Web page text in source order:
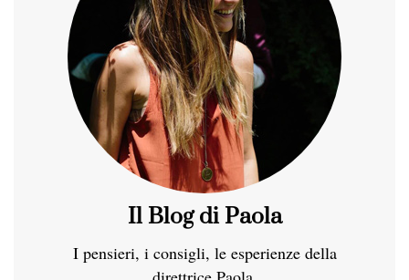
Il Blog di Paola
I pensieri, i consigli, le esperienze della